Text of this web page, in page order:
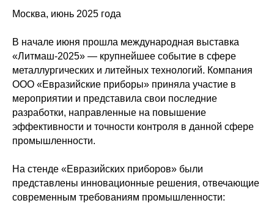
Москва, июнь 2025 года
В начале июня прошла международная выставка
«Литмаш-2025» — крупнейшее событие в сфере
металлургических и литейных технологий. Компания
ООО «Евразийские приборы» приняла участие в
мероприятии и представила свои последние
разработки, направленные на повышение
эффективности и точности контроля в данной сфере
промышленности.
На стенде «Евразийских приборов» были
представлены инновационные решения, отвечающие
современным требованиям промышленности: